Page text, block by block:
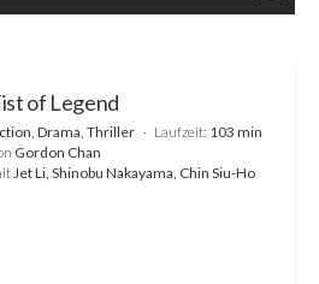
of Legend
Drama, Thriller Laufzeit: 103 min
Gordon Chan
Jet Li, Shinobu Nakayama, Chin Siu-Ho